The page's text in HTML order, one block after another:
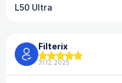
L50 Ultra
Filterix
31.12.2025